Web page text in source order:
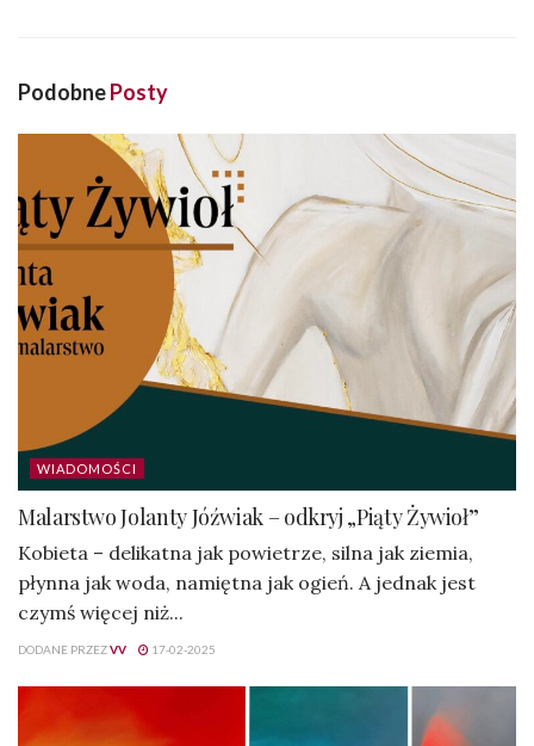
PodobnePosty
WIADOMOŚCI
Malarstwo Jolanty Jóźwiak – odkryj „Piąty Żywioł”
Kobieta – delikatna jak powietrze, silna jak ziemia,
płynna jak woda, namiętna jak ogień. A jednak jest
czymś więcej niż...
DODANE PRZEZVV 17-02-2025